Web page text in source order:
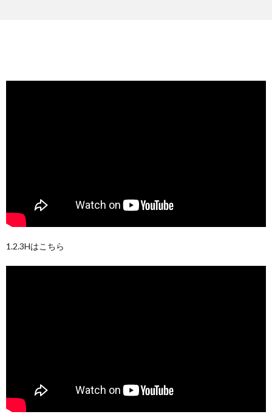
1.2.3Hはこちら